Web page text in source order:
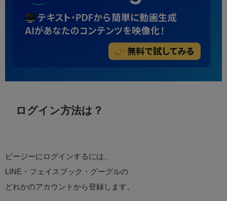
ログイン方法は？
ピージーにログインするには、
LINE・フェイスブック・グーグルの
どれかのアカウントから登録します。